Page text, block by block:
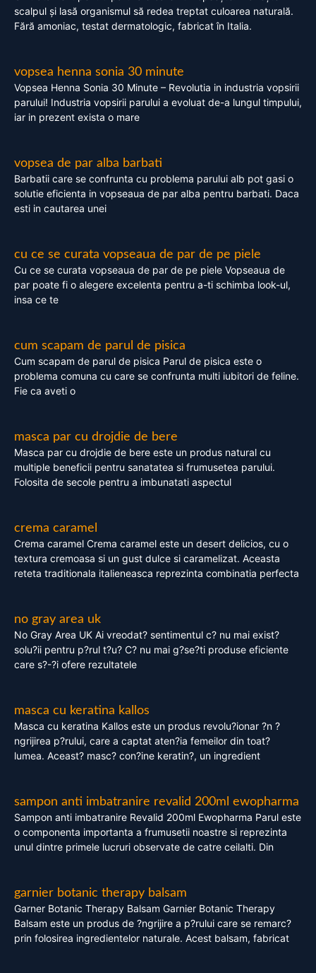
scalpul și lasă organismul să redea treptat culoarea naturală.
Fără amoniac, testat dermatologic, fabricat în Italia.
vopsea henna sonia 30 minute
Vopsea Henna Sonia 30 Minute – Revolutia in industria vopsirii
parului! Industria vopsirii parului a evoluat de-a lungul timpului,
iar in prezent exista o mare
vopsea de par alba barbati
Barbatii care se confrunta cu problema parului alb pot gasi o
solutie eficienta in vopseaua de par alba pentru barbati. Daca
esti in cautarea unei
cu ce se curata vopseaua de par de pe piele
Cu ce se curata vopseaua de par de pe piele Vopseaua de
par poate fi o alegere excelenta pentru a-ti schimba look-ul,
insa ce te
cum scapam de parul de pisica
Cum scapam de parul de pisica Parul de pisica este o
problema comuna cu care se confrunta multi iubitori de feline.
Fie ca aveti o
masca par cu drojdie de bere
Masca par cu drojdie de bere este un produs natural cu
multiple beneficii pentru sanatatea si frumusetea parului.
Folosita de secole pentru a imbunatati aspectul
crema caramel
Crema caramel Crema caramel este un desert delicios, cu o
textura cremoasa si un gust dulce si caramelizat. Aceasta
reteta traditionala italieneasca reprezinta combinatia perfecta
no gray area uk
No Gray Area UK Ai vreodat? sentimentul c? nu mai exist?
solu?ii pentru p?rul t?u? C? nu mai g?se?ti produse eficiente
care s?-?i ofere rezultatele
masca cu keratina kallos
Masca cu keratina Kallos este un produs revolu?ionar ?n ?
ngrijirea p?rului, care a captat aten?ia femeilor din toat?
lumea. Aceast? masc? con?ine keratin?, un ingredient
sampon anti imbatranire revalid 200ml ewopharma
Sampon anti imbatranire Revalid 200ml Ewopharma Parul este
o componenta importanta a frumusetii noastre si reprezinta
unul dintre primele lucruri observate de catre ceilalti. Din
garnier botanic therapy balsam
Garner Botanic Therapy Balsam Garnier Botanic Therapy
Balsam este un produs de ?ngrijire a p?rului care se remarc?
prin folosirea ingredientelor naturale. Acest balsam, fabricat